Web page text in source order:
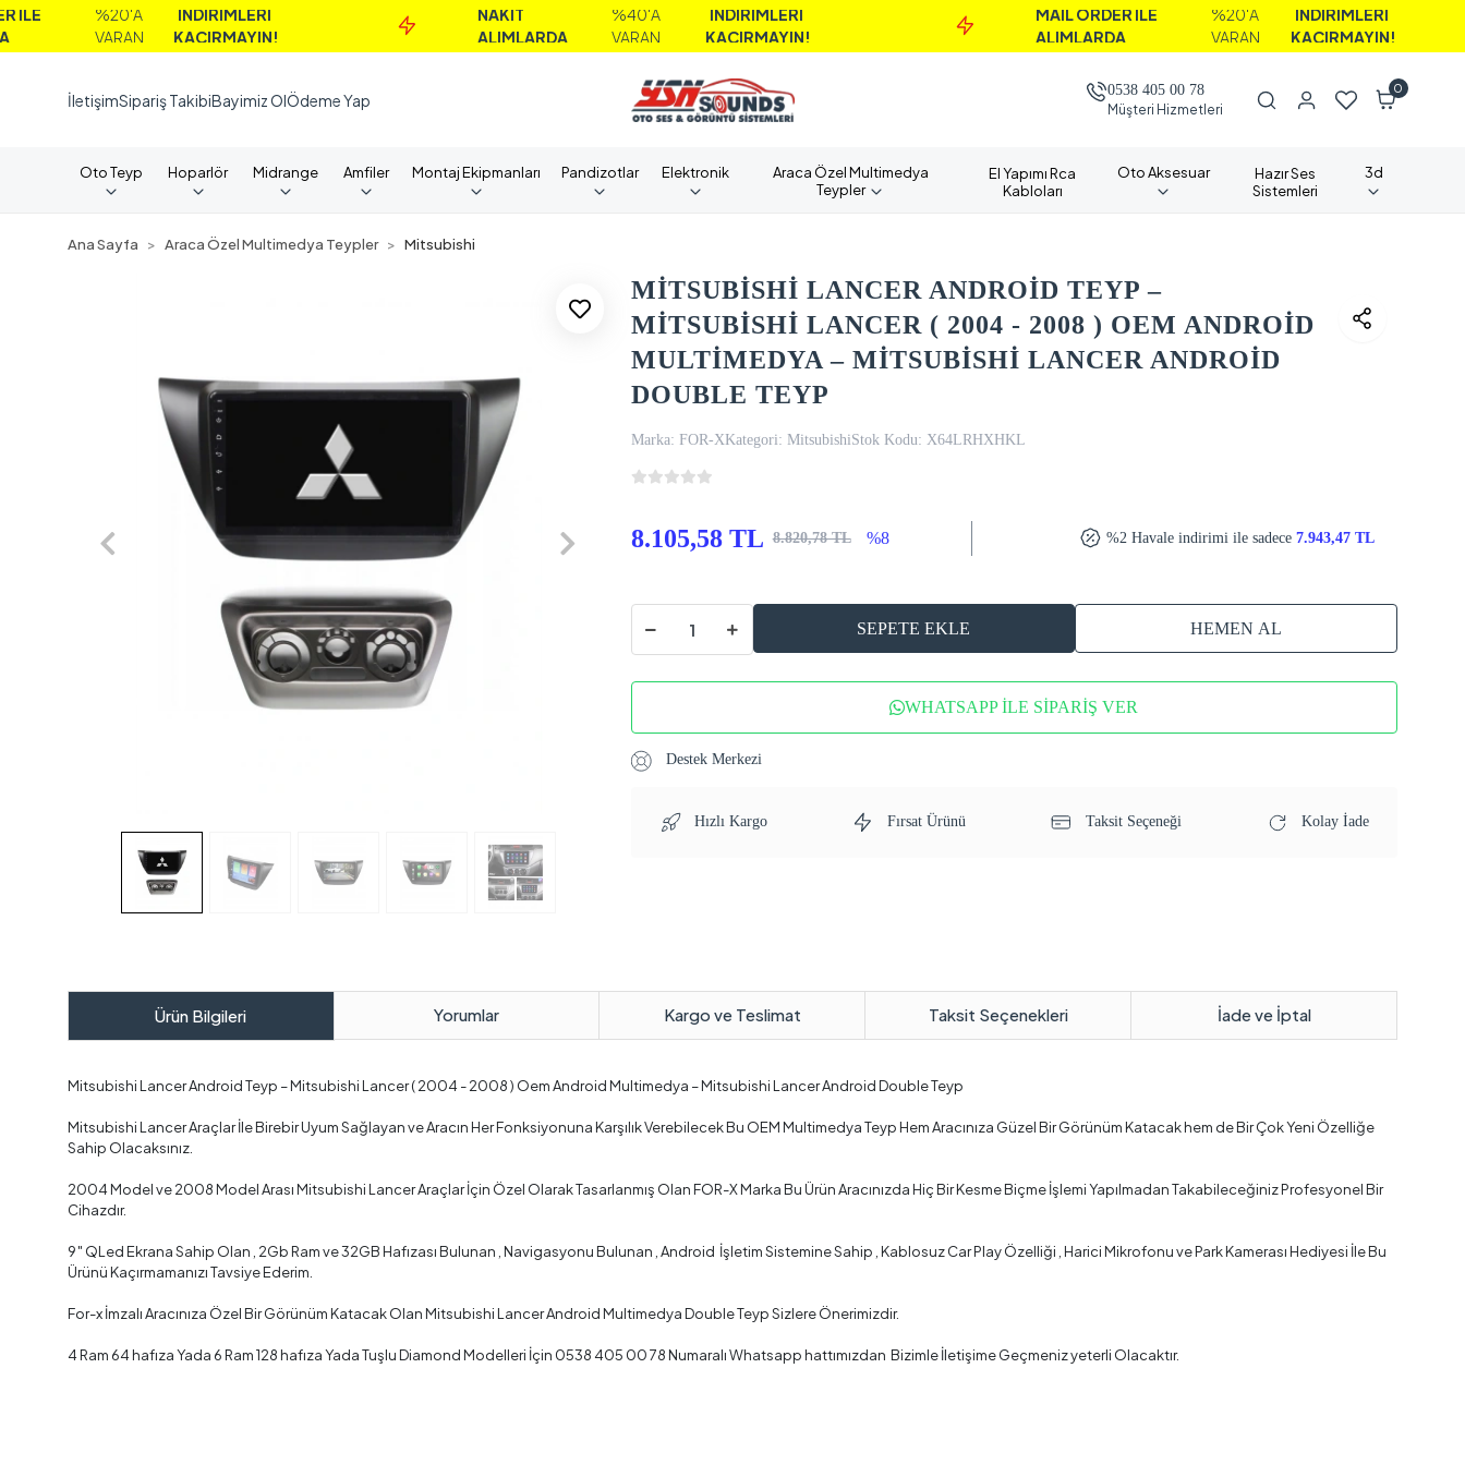
%20'A
İNDİRİMLERİ
KAÇIRMAYIN!
NAKİT
ALIMLARDA
VARAN
İNDİRİMLERİ
KAÇIRMAYIN!
MAİL ORDER İLE
ALIMLARDA
%20'A
İNDİRİMLERİ
KAÇIRMAYIN!
İletişimSipariş TakibiBayimiz OlÖdeme Yap
0538 405 00 78
Müşteri Hizmetleri
0
Oto Teyp Hoparlör Midrange Amfiler Montaj Ekipmanları Pandizotlar Elektronik
Araca Özel Multimedya
Teypler
El Yapımı Rca
Kabloları
Oto Aksesuar
Hazır Ses
Sistemleri
3d
Ana Sayfa Araca Özel Multimedya Teypler Mitsubishi
MİTSUBİSHİ LANCER ANDROİD TEYP –
MİTSUBİSHİ LANCER ( 2004 - 2008 ) OEM ANDROİD
MULTİMEDYA – MİTSUBİSHİ LANCER ANDROİD
DOUBLE TEYP
Marka: FOR-XKategori: MitsubishiStok Kodu: X64LRHXHKL
8.105,58 TL 8.820,78 TL %8 %2 Havale indirimi ile sadece 7.943,47 TL
SEPETE EKLE HEMEN AL
WHATSAPP İLE SİPARİŞ VER
Destek Merkezi
Hızlı Kargo Fırsat Ürünü Taksit Seçeneği Kolay İade
Ürün Bilgileri Yorumlar Kargo ve Teslimat Taksit Seçenekleri İade ve İptal
Mitsubishi Lancer Android Teyp – Mitsubishi Lancer ( 2004 - 2008 ) Oem Android Multimedya – Mitsubishi Lancer Android Double Teyp
Mitsubishi Lancer Araçlar İle Birebir Uyum Sağlayan ve Aracın Her Fonksiyonuna Karşılık Verebilecek Bu OEM Multimedya Teyp Hem Aracınıza Güzel Bir Görünüm Katacak hem de Bir Çok Yeni Özelliğe
Sahip Olacaksınız.
2004 Model ve 2008 Model Arası Mitsubishi Lancer Araçlar İçin Özel Olarak Tasarlanmış Olan FOR-X Marka Bu Ürün Aracınızda Hiç Bir Kesme Biçme İşlemi Yapılmadan Takabileceğiniz Profesyonel Bir
Cihazdır.
9″ QLed Ekrana Sahip Olan , 2Gb Ram ve 32GB Hafızası Bulunan , Navigasyonu Bulunan , Android İşletim Sistemine Sahip , Kablosuz Car Play Özelliği , Harici Mikrofonu ve Park Kamerası Hediyesi İle Bu
Ürünü Kaçırmamanızı Tavsiye Ederim.
For-x İmzalı Aracınıza Özel Bir Görünüm Katacak Olan Mitsubishi Lancer Android Multimedya Double Teyp Sizlere Önerimizdir.
4 Ram 64 hafıza Yada 6 Ram 128 hafıza Yada Tuşlu Diamond Modelleri İçin 0538 405 00 78 Numaralı Whatsapp hattımızdan Bizimle İletişime Geçmeniz yeterli Olacaktır.